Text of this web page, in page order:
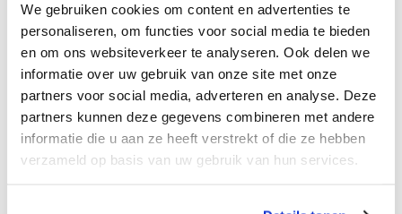
We gebruiken cookies om content en advertenties te
personaliseren, om functies voor social media te bieden
en om ons websiteverkeer te analyseren. Ook delen we
informatie over uw gebruik van onze site met onze
partners voor social media, adverteren en analyse. Deze
partners kunnen deze gegevens combineren met andere
informatie die u aan ze heeft verstrekt of die ze hebben
verzameld op basis van uw gebruik van hun services.
De Impact van Het Epos
Het Epos is niet zomaar een basisschool. Het staat voor
onderwijs waar groei, talentontwikkeling en verbinding
met de wijk centraal staan. De maatschappelijke impact
is aanzienlijk, aangezien Rotterdam een plek krijgt waar
leerlingen met enthousiasme zullen leren en groeien. De